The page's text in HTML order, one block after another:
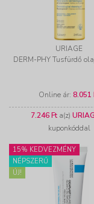
URIAGE
DERM-PHY Tusfürdő
Online ár: 8.051
7.246 Fta(z)
kuponkóddal
15% KEDVEZMÉNY
NÉPSZERŰ
ÚJ!